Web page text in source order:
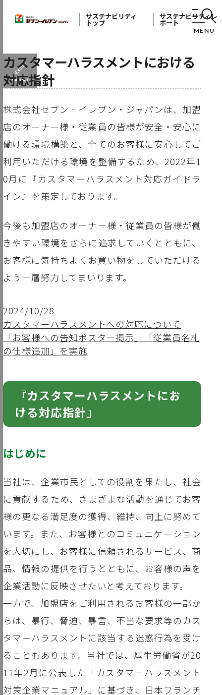
サステナビリティ
トップ
サステナビリティレ
ポート
MENU
カスタマーハラスメントにおける
対応指針
株式会社セブン‐イレブン・ジャパンは、加盟
店のオーナー様・従業員の皆様が安全・安心に
働ける環境構築と、全てのお客様に安心してご
利用いただける環境を整備するため、2022年1
0月に『カスタマーハラスメント対応ガイドラ
イン』を策定しております。
今後も加盟店のオーナー様・従業員の皆様が働
きやすい環境をさらに追求していくとともに、
お客様に気持ちよくお買い物をしていただける
よう一層努力してまいります。
2024/10/28
カスタマーハラスメントへの対応について
「お客様への告知ポスター掲示」「従業員名札
の仕様追加」を実施
『カスタマーハラスメントにお
ける対応指針』
はじめに
当社は、企業市民としての役割を果たし、社会
に貢献するため、さまざまな活動を通じてお客
様の更なる満足度の獲得、維持、向上に努めて
います。また、お客様とのコミュニケーション
を大切にし、お客様に信頼されるサービス、商
品、情報の提供を行うとともに、お客様の声を
企業活動に反映させたいと考えております。
一方で、加盟店をご利用されるお客様の一部か
らは、暴行、脅迫、暴言、不当な要求等のカス
タマーハラスメントに該当する迷惑行為を受け
ることもあります。当社では、厚生労働省が20
11年2月に公表した「カスタマーハラスメント
対策企業マニュアル」に基づき、日本フランチ